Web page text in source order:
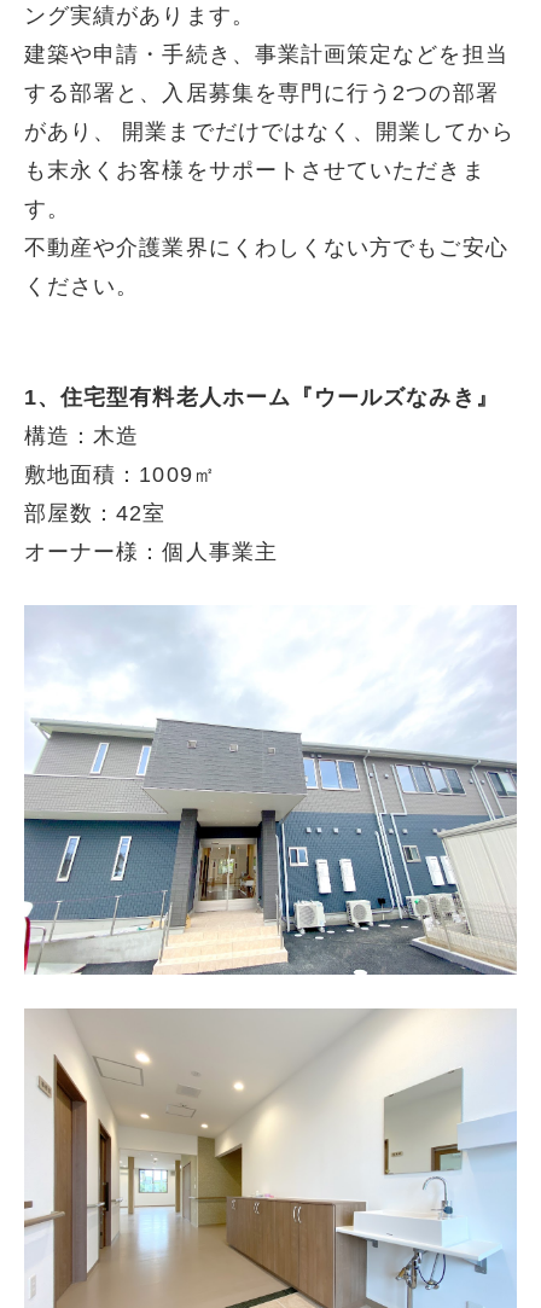
ング実績があります。
建築や申請・手続き、事業計画策定などを担当
する部署と、入居募集を専門に行う2つの部署
があり、
開業までだけではなく、開業してから
も末永くお客様をサポートさせていただきま
す。
不動産や介護業界にくわしくない方でもご安心
ください。
1、住宅型有料老人ホーム『ウールズなみき』
構造：木造
敷地面積：1009㎡
部屋数：42室
オーナー様：個人事業主